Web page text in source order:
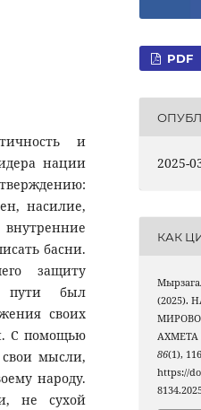
и
нации
насилие,
басни.
защиту
пути был
своих
С помощью
мысли,
народу.
не сухой
PDF
2025-
КАК
(2025).
86(1),
https://